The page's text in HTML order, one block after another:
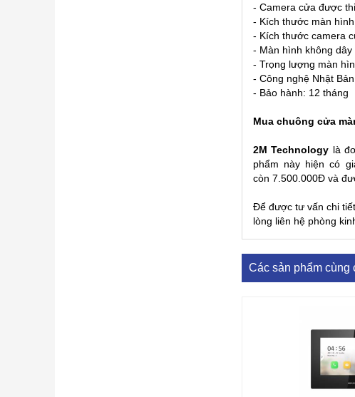
- Camera cửa được
- Kích thước màn
- Kích thước camera
- Màn hình không dây
- Trọng lượng màn
- Công nghệ Nhật Bản
- Bảo hành: 12 tháng
Mua chuông cửa
2M Technology là
phẩm này hiện có
còn 7.500.000Đ và
Để được tư vấn chi
lòng liên hệ phòng
Các sản phẩm cùng